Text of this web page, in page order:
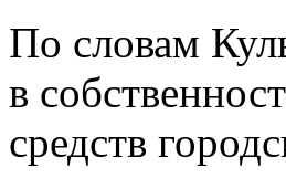
По словам
в
средств